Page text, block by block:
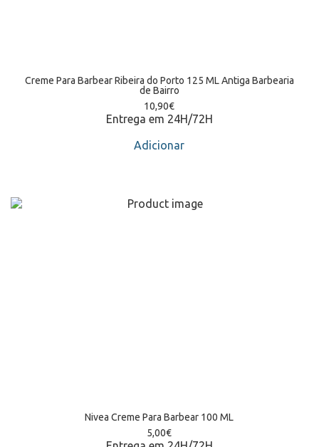
Creme Para Barbear Ribeira do Porto 125 ML Antiga Barbearia
de Bairro
10,90€
Entrega em 24H/72H
Adicionar
Nivea Creme Para Barbear 100 ML
5,00€